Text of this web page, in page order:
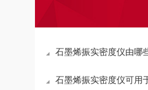
石墨烯振实密度仪由哪些
石墨烯振实密度仪可用于测量粉末